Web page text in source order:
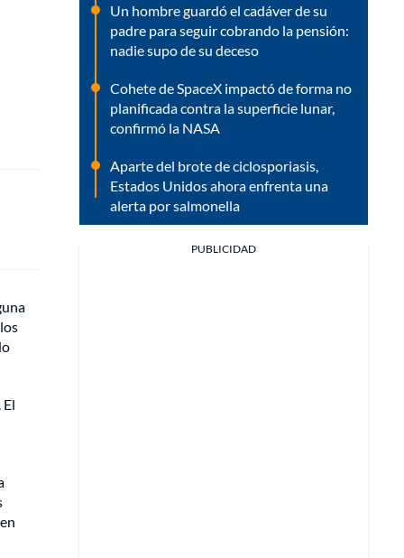
El
Un hombre guardó el cadáver de su
padre para seguir cobrando la pensión:
nadie supo de su deceso
Cohete de SpaceX impactó de forma no
planificada contra la superficie lunar,
confirmó la NASA
Aparte del brote de ciclosporiasis,
Estados Unidos ahora enfrenta una
alerta por salmonella
PUBLICIDAD